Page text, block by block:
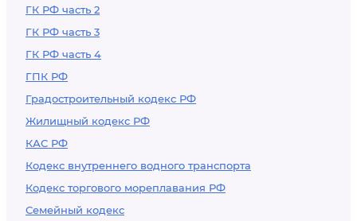
ГК РФ часть 2
ГК РФ часть 3
ГК РФ часть 4
ГПК РФ
Градостроительный кодекс РФ
Жилищный кодекс РФ
КАС РФ
Кодекс внутреннего водного транспорта
Кодекс торгового мореплавания РФ
Семейный кодекс